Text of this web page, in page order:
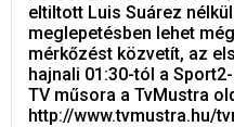
eltiltott Luis Suárez
meglepetésben lehet
mérkőzést közvetít, az
hajnali 01:30-tól a
TV műsora a TvMustra
http://www.tvmustra.hu/